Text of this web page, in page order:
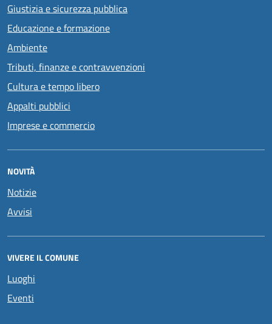
Giustizia e sicurezza pubblica
Educazione e formazione
Ambiente
Tributi, finanze e contravvenzioni
Cultura e tempo libero
Appalti pubblici
Imprese e commercio
NOVITÀ
Notizie
Avvisi
VIVERE IL COMUNE
Luoghi
Eventi